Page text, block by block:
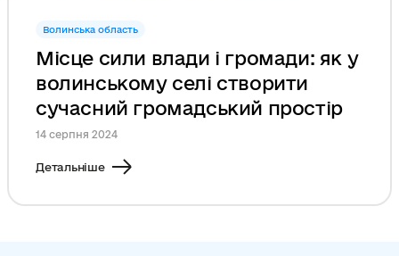
Волинська область
Місце сили влади і громади: як у
волинському селі створити
сучасний громадський простір
14 серпня 2024
Детальніше